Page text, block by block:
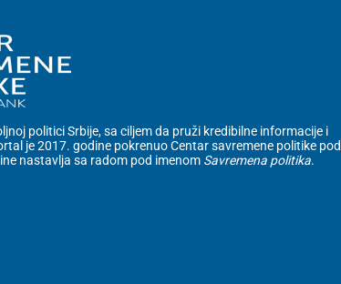
politici Srbije, sa ciljem da pruži kredibilne informacije i
je 2017. godine pokrenuo Centar savremene politike pod
nastavlja sa radom pod imenom Savremena politika.